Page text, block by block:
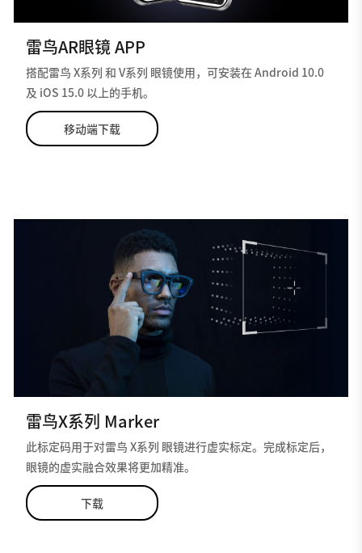
雷鸟AR眼镜 APP
搭配雷鸟 X系列 和 V系列 眼镜使用，可安装在 Android 10.0
及 iOS 15.0 以上的手机。
移动端下载
雷鸟X系列 Marker
此标定码用于对雷鸟 X系列 眼镜进行虚实标定。完成标定后，
眼镜的虚实融合效果将更加精准。
下载